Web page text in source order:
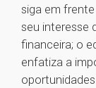
siga em
seu interesse
financeira; o
enfatiza a